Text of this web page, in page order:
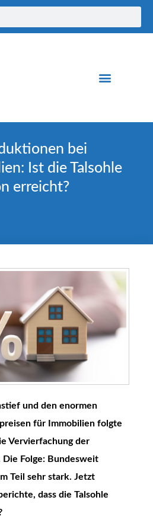
bei
Ist die Talsohle
erreicht?
und den enormen
für Immobilien folgte
Vervierfachung der
Die Folge: Bundesweit
Teil sehr stark. Jetzt
dass die Talsohle